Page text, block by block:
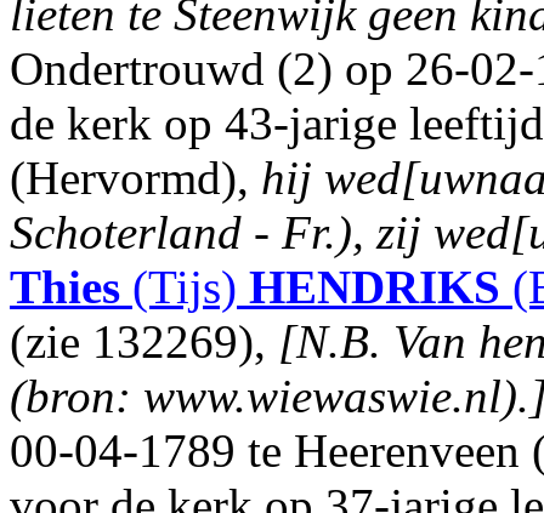
lieten te Steenwijk geen
Ondertrouwd (2) op 26-
de kerk op 43-jarige
(Hervormd), hij
Schoterland - Fr.), zij
Thies (Tijs) HENDRIKS
(zie 132269), [N.B. Van
(bron:
00-04-1789 te